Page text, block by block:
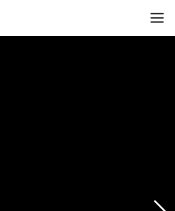
星空(中国)